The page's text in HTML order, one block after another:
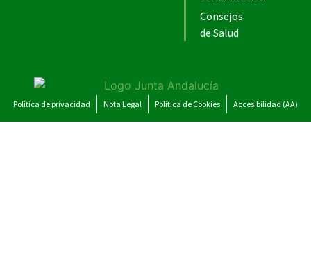
Consejos
de Salud
Política de privacidad Nota Legal Política de Cookies Accesibilidad (AA)